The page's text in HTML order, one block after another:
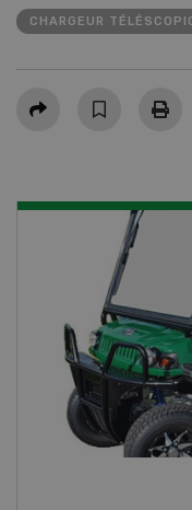
CHARGEUR
Partager